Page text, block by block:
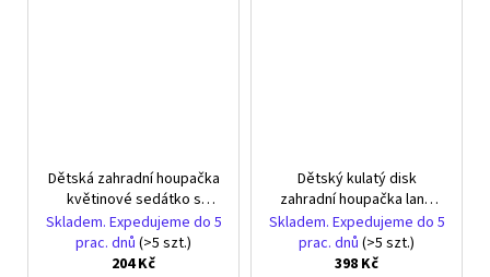
Dětská zahradní houpačka
květinové sedátko s
lanem ke stromu
Skladem. Expedujeme do 5
prac. dnů (>5 szt.)
204 Kč
Dětský kulatý disk
zahradní houpačka lano
silné
Skladem. Expedujeme do 5
prac. dnů (>5 szt.)
398 Kč